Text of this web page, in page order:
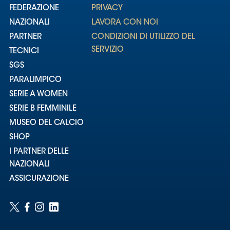
FEDERAZIONE
NAZIONALI
PARTNER
TECNICI
SGS
PARALIMPICO
SERIE A WOMEN
SERIE B FEMMINILE
MUSEO DEL CALCIO
SHOP
I PARTNER DELLE
NAZIONALI
ASSICURAZIONE
PRIVACY
LAVORA CON NOI
CONDIZIONI DI UTILIZZO DEL
SERVIZIO